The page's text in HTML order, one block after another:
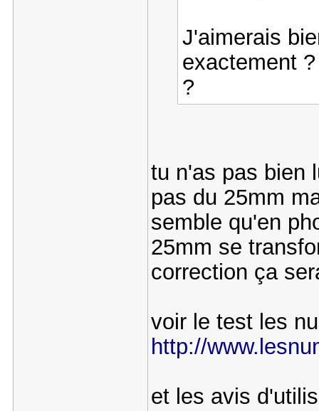
J'aimerais
exactement
?
tu n'as pas bien
pas du 25mm
semble qu'en
25mm se
correction ça
voir le test les
http://
et les avis